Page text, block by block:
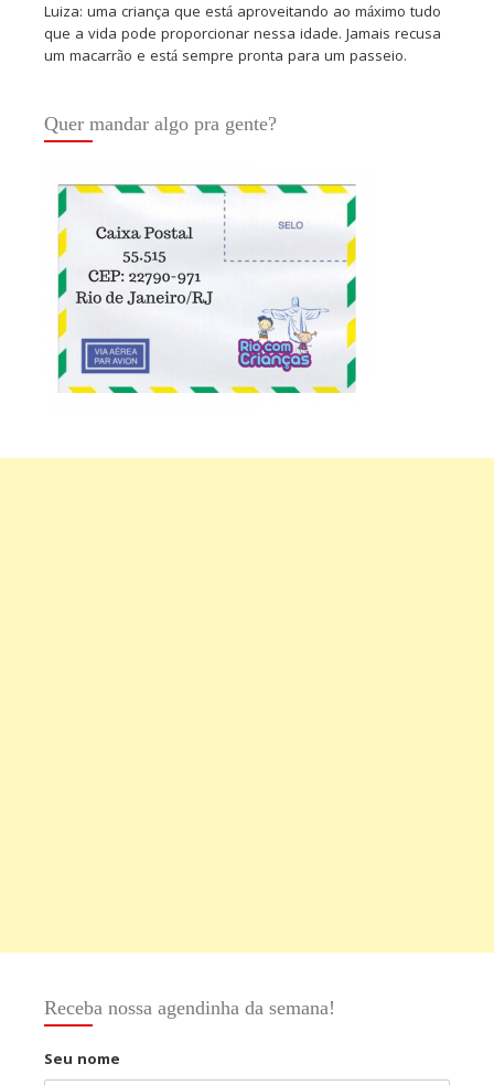
Luiza: uma criança que está aproveitando ao máximo tudo
que a vida pode proporcionar nessa idade. Jamais recusa
um macarrão e está sempre pronta para um passeio.
Quer mandar algo pra gente?
Receba nossa agendinha da semana!
Seu nome